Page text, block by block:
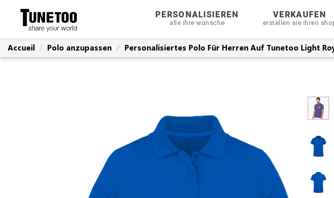
PERSONALISIEREN
alle ihre wünsche
VERKAUFEN
erstellen sie ihren
Accueil Polo anzupassen Personalisiertes Polo Für Herren Auf Tunetoo Light